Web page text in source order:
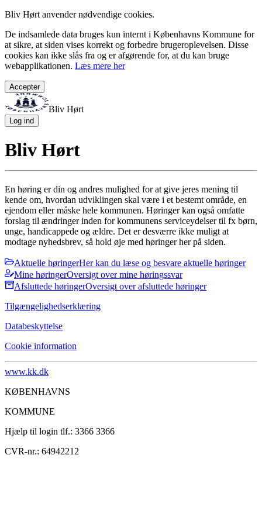
Bliv Hørt anvender nødvendige cookies.
De indsamlede data bruges kun internt i Københavns Kommune for
at sikre, at siden vises korrekt og forbedre brugeroplevelsen. Disse
cookies kan ikke slås fra og er afgørende for, at du kan bruge
webapplikationen. Læs mere her
Accepter
Bliv Hørt
Log ind
Bliv Hørt
En høring er din og andres mulighed for at give jeres mening til
kende om, hvordan udviklingen skal være i et bestemt område, en
ejendom eller måske hele kommunen. Høringer kan også omfatte
forslag til ændringer inden for kommunens serviceydelser til fx børn,
unge, handicappede og ældre. Det er desværre ikke muligt at
modtage nyhedsbrev, så hold øje med høringer her på siden.
Aktuelle høringerHer kan du læse og besvare aktuelle høringer
Mine høringerOversigt over mine høringssvar
Afsluttede høringerOversigt over afsluttede høringer
Tilgængelighedserklæring
Databeskyttelse
Cookie information
www.kk.dk
KØBENHAVNS
KOMMUNE
Hjælp til login tlf.: 3366 3366
CVR-nr.: 64942212